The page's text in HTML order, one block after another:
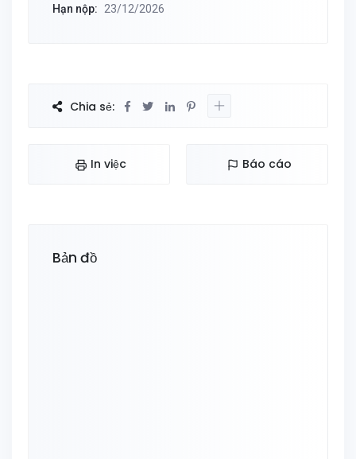
Hạn nộp: 23/12/2026
Chia sẻ:
In việc Báo cáo
Bản đồ